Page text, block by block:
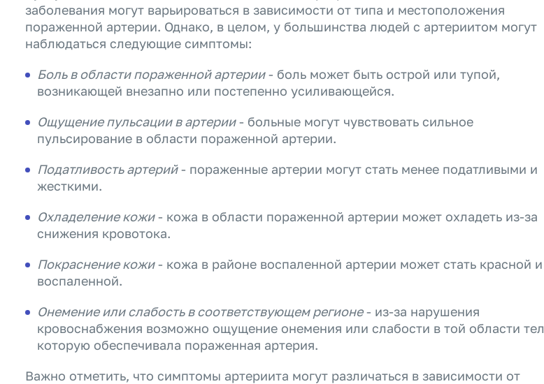
заболевания могут варьироваться в зависимости от типа и местоположения
пораженной артерии. Однако, в целом, у большинства людей с артериитом могут
наблюдаться следующие симптомы:
Боль в области пораженной артерии- боль может быть острой или тупой,
возникающей внезапно или постепенно усиливающейся.
Ощущение пульсации в артерии- больные могут чувствовать сильное
пульсирование в области пораженной артерии.
Податливость артерий- пораженные артерии могут стать менее податливыми и
жесткими.
Охладеление кожи- кожа в области пораженной артерии может охладеть из-за
снижения кровотока.
Покраснение кожи- кожа в районе воспаленной артерии может стать красной и
воспаленной.
Онемение или слабость в соответствующем регионе- из-за нарушения
кровоснабжения возможно ощущение онемения или слабости в той области
которую обеспечивала пораженная артерия.
Важно отметить, что симптомы артериита могут различаться в зависимости от